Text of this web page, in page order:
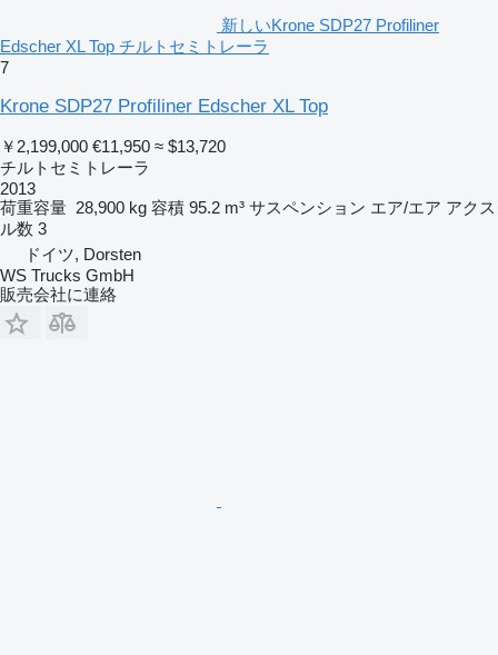
新しいKrone SDP27 Profiliner
Edscher XL Top チルトセミトレーラ
7
Krone SDP27 Profiliner Edscher XL Top
￥2,199,000 €11,950 ≈ $13,720
チルトセミトレーラ
2013
荷重容量 28,900 kg 容積 95.2 m³ サスペンション エア/エア アクス
ル数 3
ドイツ, Dorsten
WS Trucks GmbH
販売会社に連絡